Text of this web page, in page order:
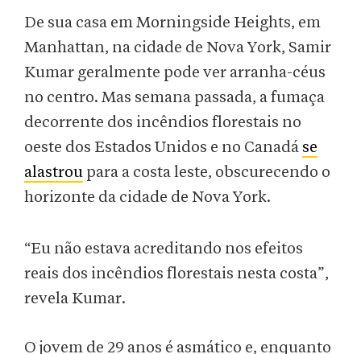
De sua casa em Morningside Heights, em
Manhattan, na cidade de Nova York, Samir
Kumar geralmente pode ver arranha-céus
no centro. Mas semana passada, a fumaça
decorrente dos incêndios florestais no
oeste dos Estados Unidos e no Canadá se
alastrou para a costa leste, obscurecendo o
horizonte da cidade de Nova York.
“Eu não estava acreditando nos efeitos
reais dos incêndios florestais nesta costa”,
revela Kumar.
O jovem de 29 anos é asmático e, enquanto